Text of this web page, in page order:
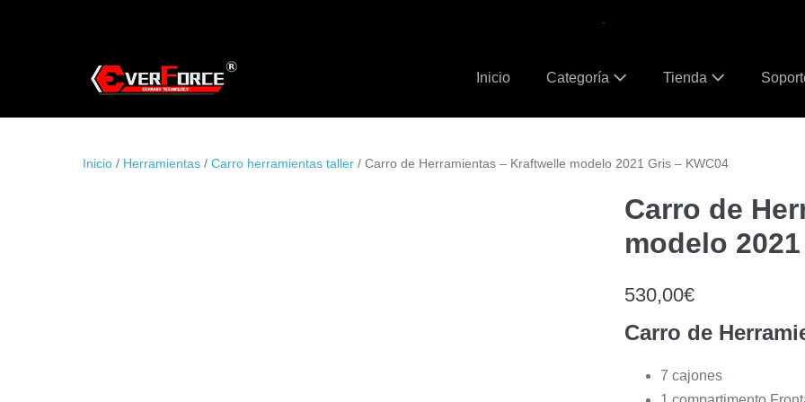
Inicio Categoría Tienda
Inicio / Herramientas / Carro herramientas taller / Carro de Herramientas – Kraftwelle modelo 2021 Gris – KWC04
Carro de
modelo
530,00€
Carro de
7 cajones